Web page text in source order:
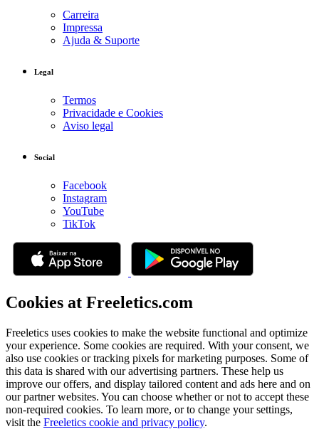
Carreira
Impressa
Ajuda & Suporte
Legal
Termos
Privacidade e Cookies
Aviso legal
Social
Facebook
Instagram
YouTube
TikTok
Cookies at Freeletics.com
Freeletics uses cookies to make the website functional and optimize
your experience. Some cookies are required. With your consent, we
also use cookies or tracking pixels for marketing purposes. Some of
this data is shared with our advertising partners. These help us
improve our offers, and display tailored content and ads here and on
our partner websites. You can choose whether or not to accept these
non-required cookies. To learn more, or to change your settings,
visit the Freeletics cookie and privacy policy.